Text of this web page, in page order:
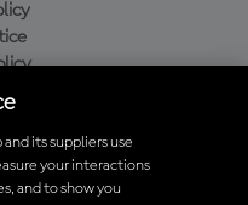
da MotoGP™
its suppliers use
your interactions
and to show you